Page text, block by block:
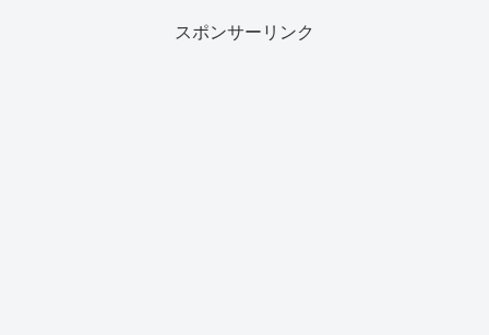
スポンサーリンク